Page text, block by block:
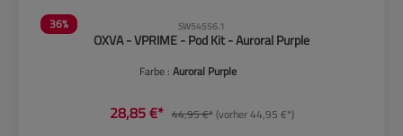
36% SW54556.1
OXVA - VPRIME - Pod Kit - Auroral Purple
Farbe : Auroral Purple
28,85 €* 44,95 €*(vorher 44,95 €*)